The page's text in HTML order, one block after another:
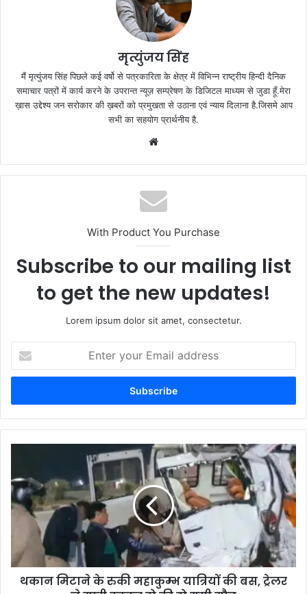
मृत्युंजय सिंह
मैं मृत्युंजय सिंह पिछले कई वर्षो से पत्रकारिता के क्षेत्र में विभिन्न राष्ट्रीय हिन्दी दैनिक
समाचार पत्रों में कार्य करने के उपरान्त न्यूज़ सम्प्रेषण के डिजिटल माध्यम से जुडा हूँ.मेरा
ख़ास उद्देश्य जन सरोकार की ख़बरों को प्रमुखता से उठाना एवं न्याय दिलाना है.जिसमे आप
सभी का सहयोग प्रार्थनीय है.
With Product You Purchase
Subscribe to our mailing list
to get the new updates!
Lorem ipsum dolor sit amet, consectetur.
your
Email
थकान मिटाने के रुकी महाकुम्भ यात्रियों की बस, ट्रेलर